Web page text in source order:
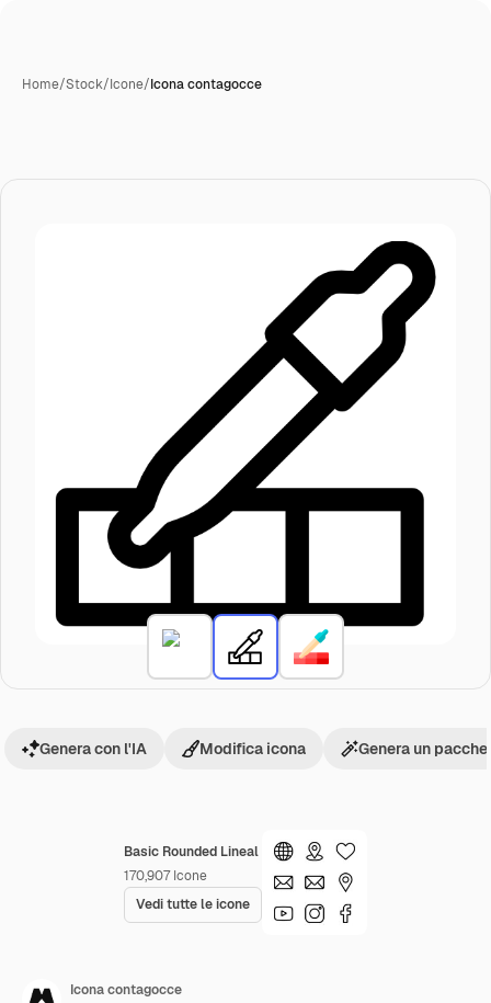
Home/Stock/Icone/Icona contagocce
Basic Rounded Lineal
170,907 Icone
Vedi tutte le icone
Genera con l'IA Modifica icona Genera un
Icona contagocce